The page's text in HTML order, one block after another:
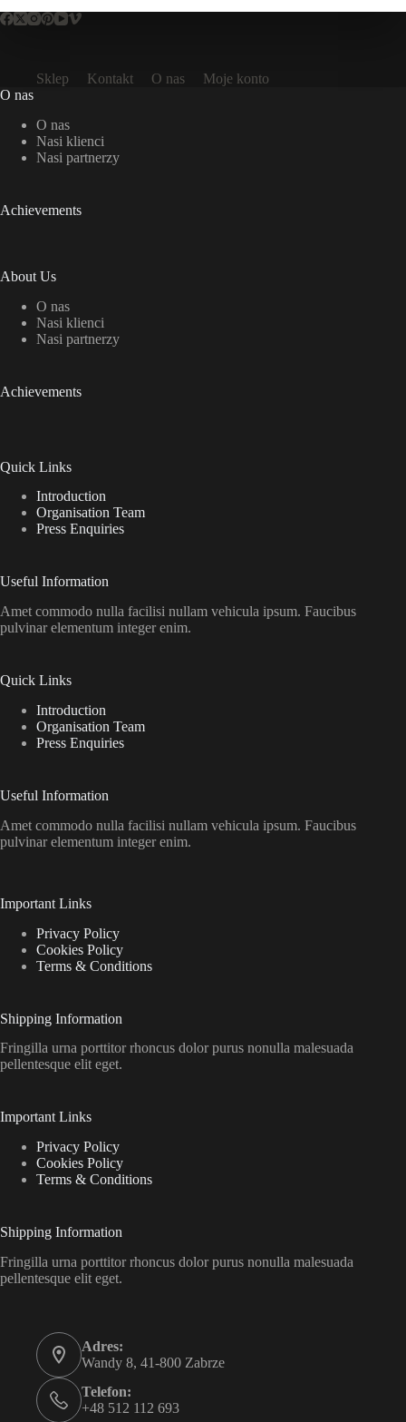
Sklep Kontakt O nas
Moje konto
O nas
O nas
Nasi klienci
Nasi partnerzy
Achievements
About Us
O nas
Nasi klienci
Nasi partnerzy
Achievements
Quick Links
Introduction
Organisation Team
Press Enquiries
Useful Information
Amet commodo nulla facilisi nullam vehicula ipsum. Faucibus
pulvinar elementum integer enim.
Quick Links
Introduction
Organisation Team
Press Enquiries
Useful Information
Amet commodo nulla facilisi nullam vehicula ipsum. Faucibus
pulvinar elementum integer enim.
Important Links
Privacy Policy
Cookies Policy
Terms & Conditions
Shipping Information
Fringilla urna porttitor rhoncus dolor purus nonulla malesuada
pellentesque elit eget.
Important Links
Privacy Policy
Cookies Policy
Terms & Conditions
Shipping Information
Fringilla urna porttitor rhoncus dolor purus nonulla malesuada
pellentesque elit eget.
Adres:
Wandy 8, 41-800 Zabrze
Telefon:
+48 512 112 693